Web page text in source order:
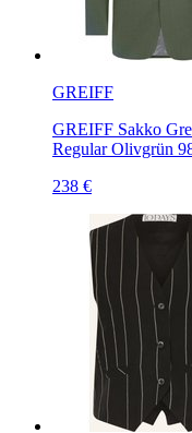
GREIFF
GREIFF Sakko
Regular Olivgrün
238 €